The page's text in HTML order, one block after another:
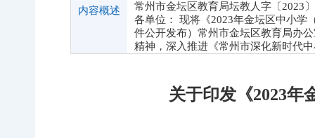
内容概述
常州市金坛区教育局坛教人字〔2023
各单位： 现将《2023年金坛区中小学
件公开发布）常州市金坛区教育局办
精神，深入推进《常州市深化新时代
关于印发《2023年